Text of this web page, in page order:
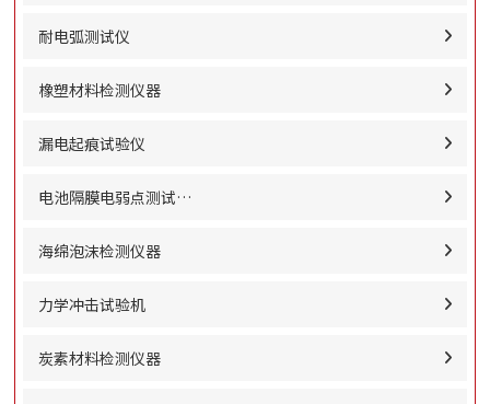
耐电弧测试仪
橡塑材料检测仪器
漏电起痕试验仪
电池隔膜电弱点测试…
海绵泡沫检测仪器
力学冲击试验机
炭素材料检测仪器